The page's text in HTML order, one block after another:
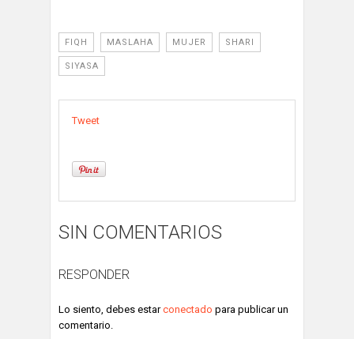
FIQH MASLAHA MUJER SHARI
SIYASA
Tweet
SIN COMENTARIOS
RESPONDER
Lo siento, debes estarconectado para publicar un
comentario.